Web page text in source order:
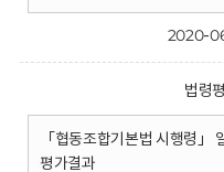
2020-
법령
「협동조합기본법 시행령」
평가결과